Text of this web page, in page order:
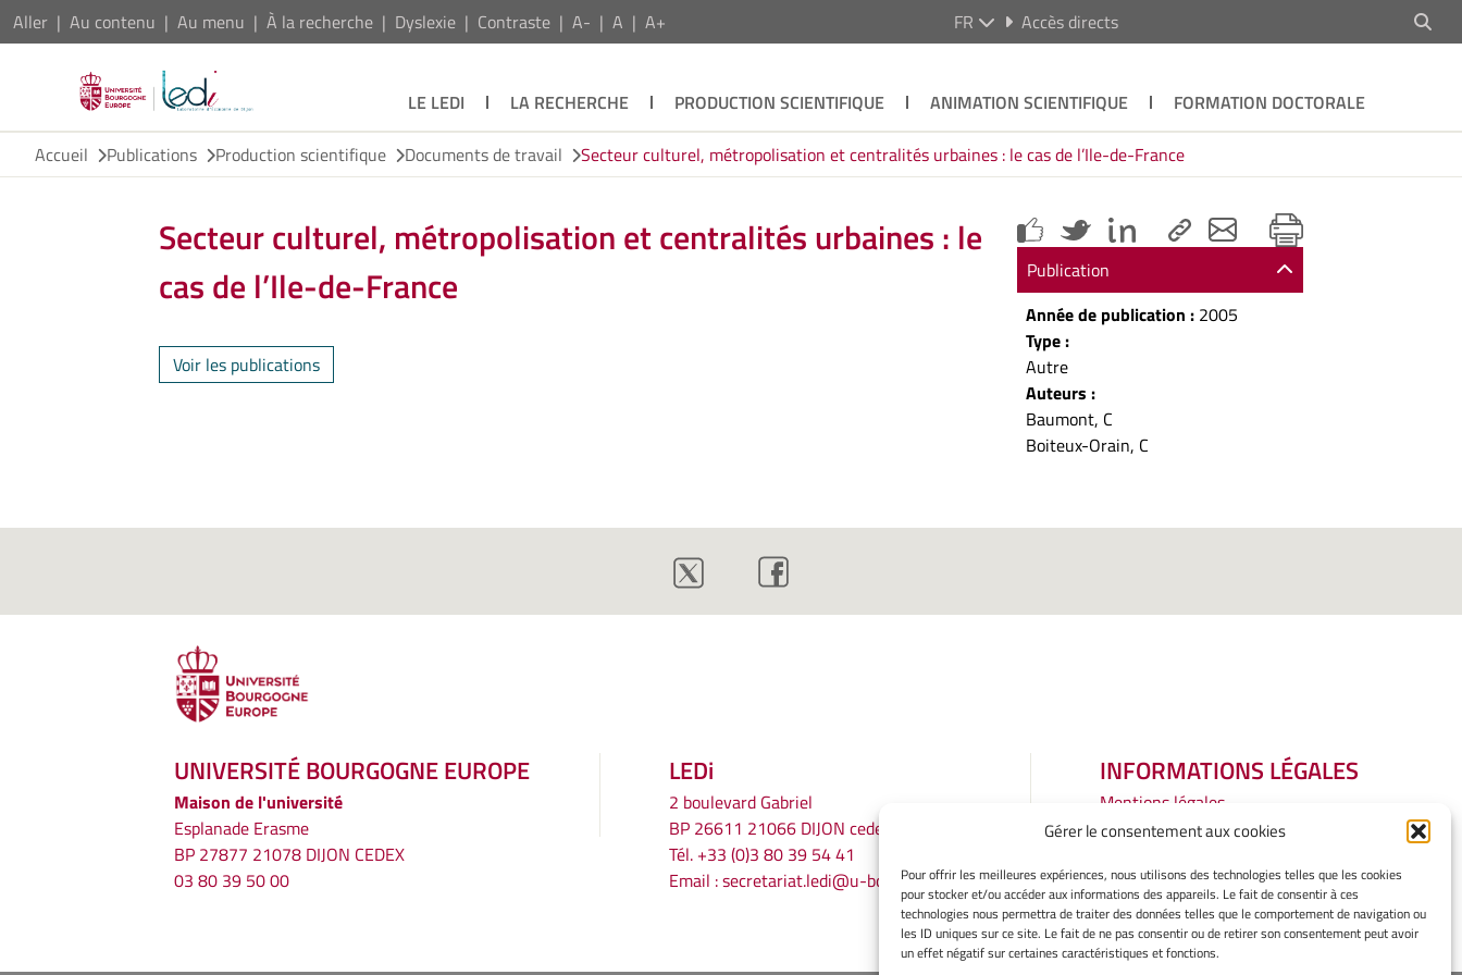
Gérer le consentement aux cookies
Pour offrir les meilleures expériences, nous utilisons des technologies telles que les cookies
pour stocker et/ou accéder aux informations des appareils. Le fait de consentir à ces
technologies nous permettra de traiter des données telles que le comportement de navigation ou
les ID uniques sur ce site. Le fait de ne pas consentir ou de retirer son consentement peut avoir
un effet négatif sur certaines caractéristiques et fonctions.
Aller Au contenu Au menu À la recherche Dyslexie Contraste A- A A+ FR Accès directs
LE LEDI LA RECHERCHE PRODUCTION SCIENTIFIQUE ANIMATION SCIENTIFIQUE
FORMATION DOCTORALE
Accueil
Publications Production scientifique Documents de travail Secteur culturel, métropolisation et centralités urbaines : le cas de l’Ile-de-France
Secteur culturel, métropolisation et centralités urbaines : le
cas de l’Ile-de-France
Voir les publications
Publication
Année de publication : 2005
Type :
Autre
Auteurs :
Baumont, C
Boiteux-Orain, C
UNIVERSITÉ BOURGOGNE EUROPE
Maison de l'université
Esplanade Erasme
BP 27877 21078 DIJON CEDEX
03 80 39 50 00
LEDi
2 boulevard Gabriel
BP 26611 21066 DIJON cedex
Tél. +33 (0)3 80 39 54 41
Email :secretariat.ledi@u-bourgogne.fr
INFORMATIONS LÉGALES
Mentions légales
Gérer mes cookies
Déclaration de confidentialité
Avertissement